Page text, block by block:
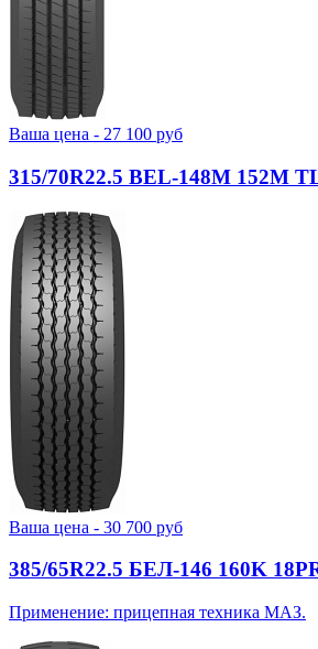
Ваша цена - 27 100 руб
315/70R22.5 BEL-148М 152M
Ваша цена - 30 700 руб
385/65R22.5 БЕЛ-146 160K
Применение: прицепная техника МАЗ.